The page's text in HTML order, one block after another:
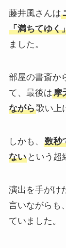
藤井風さんは
「満ちてゆく
ました。
部屋の書斎か
て、最後は摩
ながら歌い上
しかも、 数秒
ないという超
演出を手がけ
言いながらも
ていました。